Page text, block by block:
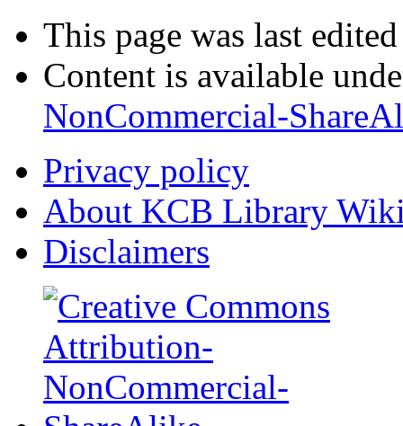
This page was last
Content is available
NonCommercial-
Privacy policy
About KCB Library
Disclaimers